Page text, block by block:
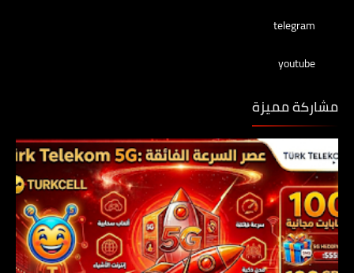
telegram
youtube
مشاركة مميزة